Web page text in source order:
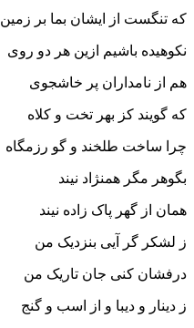
که تنگست از ایشان بما بر زمین‏
نکوهیده باشیم ازین هر دو روى
هم از نامداران پر خاشجوى‏
که گویند کز بهر تخت و کلاه
چرا ساخت طلخند و گو رزمگاه‏
بگوهر مگر همنژاد نیند
همان از گهر پاک زاده نیند
ز لشکر گر آیى بنزدیک من
درفشان کنى جان تاریک من‏
ز دینار و دیبا و از اسب و گنج